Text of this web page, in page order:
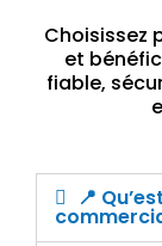
Choisissez
et
fiable,
📍